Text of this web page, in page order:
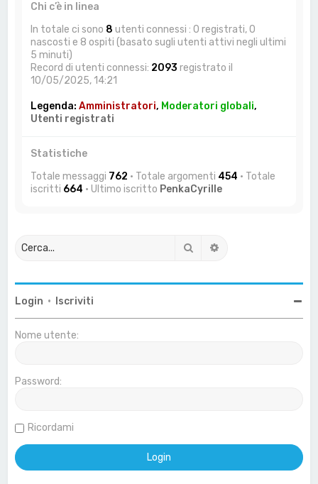
Chi c’è in linea
In totale ci sono 8 utenti connessi : 0 registrati, 0
nascosti e 8 ospiti (basato sugli utenti attivi negli ultimi
5 minuti)
Record di utenti connessi: 2093 registrato il
10/05/2025, 14:21
Legenda:Amministratori, Moderatori globali,
Utenti registrati
Statistiche
Totale messaggi 762 • Totale argomenti 454 • Totale
iscritti 664 • Ultimo iscritto PenkaCyrille
Cerca
Login • Iscriviti
Nome utente:
Password:
Ricordami